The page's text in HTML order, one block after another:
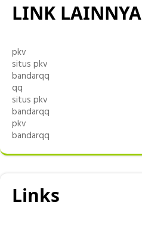
LINK LAINNYA
pkv
situs pkv
bandarqq
qq
situs pkv
bandarqq
pkv
bandarqq
Links